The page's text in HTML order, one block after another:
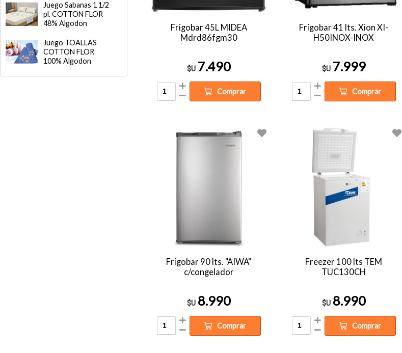
Juego Sabanas 1 1/2
pl. COTTON FLOR
48% Algodon
Juego TOALLAS
COTTON FLOR
100% Algodon
Frigobar 45L MIDEA
Mdrd86fgm30
$U 7.490
Comprar
Frigobar 41 lts. Xion XI-
H50INOX-INOX
$U 7.999
Comprar
Frigobar 90 lts. "AIWA"
c/congelador
$U 8.990
Comprar
Freezer 100 lts TEM
TUC130CH
$U 8.990
Comprar